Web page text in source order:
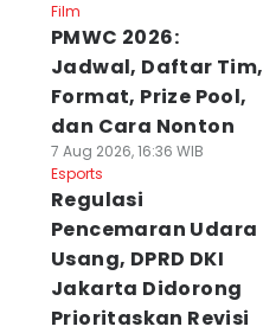
Film
PMWC 2026:
Jadwal, Daftar Tim,
Format, Prize Pool,
dan Cara Nonton
7 Aug 2026, 16:36 WIB
Esports
Regulasi
Pencemaran Udara
Usang, DPRD DKI
Jakarta Didorong
Prioritaskan Revisi